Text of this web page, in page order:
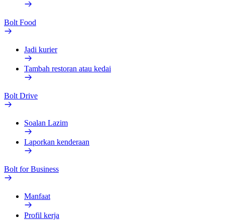
Bolt Food
Jadi kurier
Tambah restoran atau kedai
Bolt Drive
Soalan Lazim
Laporkan kenderaan
Bolt for Business
Manfaat
Profil kerja